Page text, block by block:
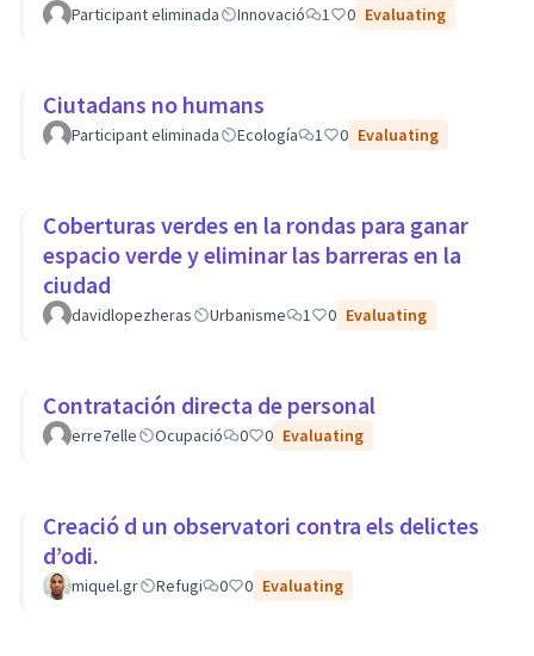
Participant eliminada Innovació 1 0 Evaluating
Ciutadans no humans
Participant eliminada Ecología 1 0 Evaluating
Coberturas verdes en la rondas para ganar
espacio verde y eliminar las barreras en la
ciudad
davidlopezheras Urbanisme 1 0 Evaluating
Contratación directa de personal
erre7elle Ocupació 0 0 Evaluating
Creació d un observatori contra els delictes
d’odi.
miquel.gr Refugi 0 0 Evaluating